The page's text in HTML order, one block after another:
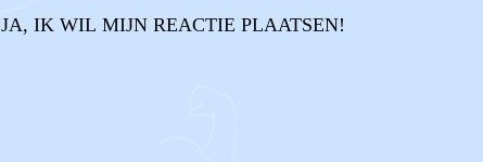
JA, IK WIL MIJN REACTIE PLAATSEN!